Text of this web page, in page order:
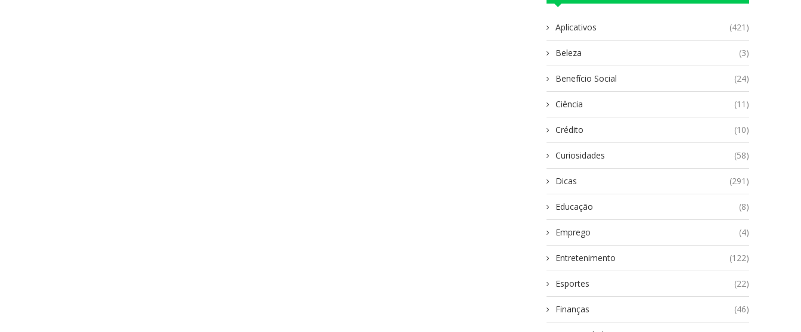
Aplicativos (421)
Beleza (3)
Benefício Social (24)
Ciência (11)
Crédito (10)
Curiosidades (58)
Dicas (291)
Educação (8)
Emprego (4)
Entretenimento (122)
Esportes (22)
Finanças (46)